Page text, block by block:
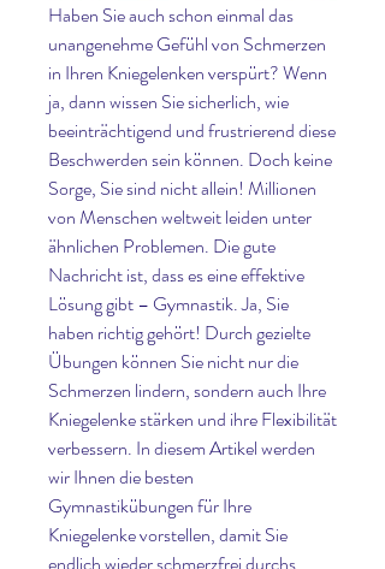
Haben Sie auch schon einmal das
unangenehme Gefühl von Schmerzen
in Ihren Kniegelenken verspürt? Wenn
ja, dann wissen Sie sicherlich, wie
beeinträchtigend und frustrierend diese
Beschwerden sein können. Doch keine
Sorge, Sie sind nicht allein! Millionen
von Menschen weltweit leiden unter
ähnlichen Problemen. Die gute
Nachricht ist, dass es eine effektive
Lösung gibt – Gymnastik. Ja, Sie
haben richtig gehört! Durch gezielte
Übungen können Sie nicht nur die
Schmerzen lindern, sondern auch Ihre
Kniegelenke stärken und ihre Flexibilität
verbessern. In diesem Artikel werden
wir Ihnen die besten
Gymnastikübungen für Ihre
Kniegelenke vorstellen, damit Sie